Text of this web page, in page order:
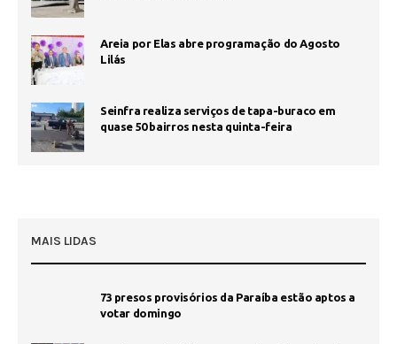
Areia por Elas abre programação do Agosto
Lilás
Seinfra realiza serviços de tapa-buraco em
quase 50 bairros nesta quinta-feira
MAIS LIDAS
73 presos provisórios da Paraíba estão aptos a
votar domingo